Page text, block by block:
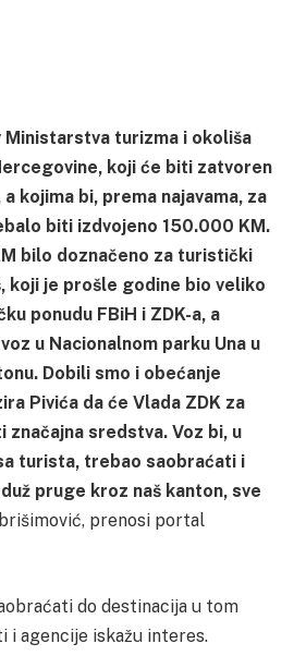
Ministarstva turizma i okoliša
koji će biti zatvoren
kojima bi, prema najavama, za
biti izdvojeno 150.000 KM.
bilo doznačeno za turistički
koji je prošle godine bio veliko
ponudu FBiH i ZDK-a, a
u Nacionalnom parku Una u
Dobili smo i obećanje
Pivića da će Vlada ZDK za
sredstva. Voz bi, u
turista, trebao saobraćati i
pruge kroz naš kanton, sve
prenosi portal
do destinacija u tom
i agencije iskažu interes.